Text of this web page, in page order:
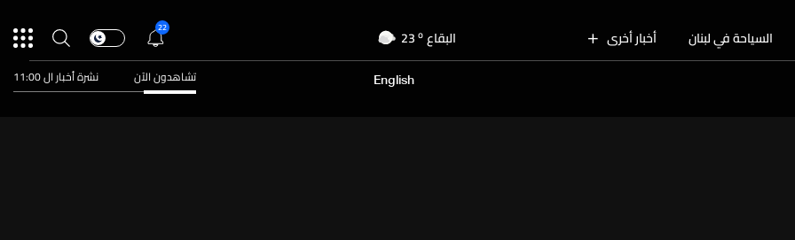
السياحة في لبنان أخبار أخرى البقاع 23 o
الجنوب 28o
27
22
English تشاهدون الآن نشرة أخبار ال 11:00